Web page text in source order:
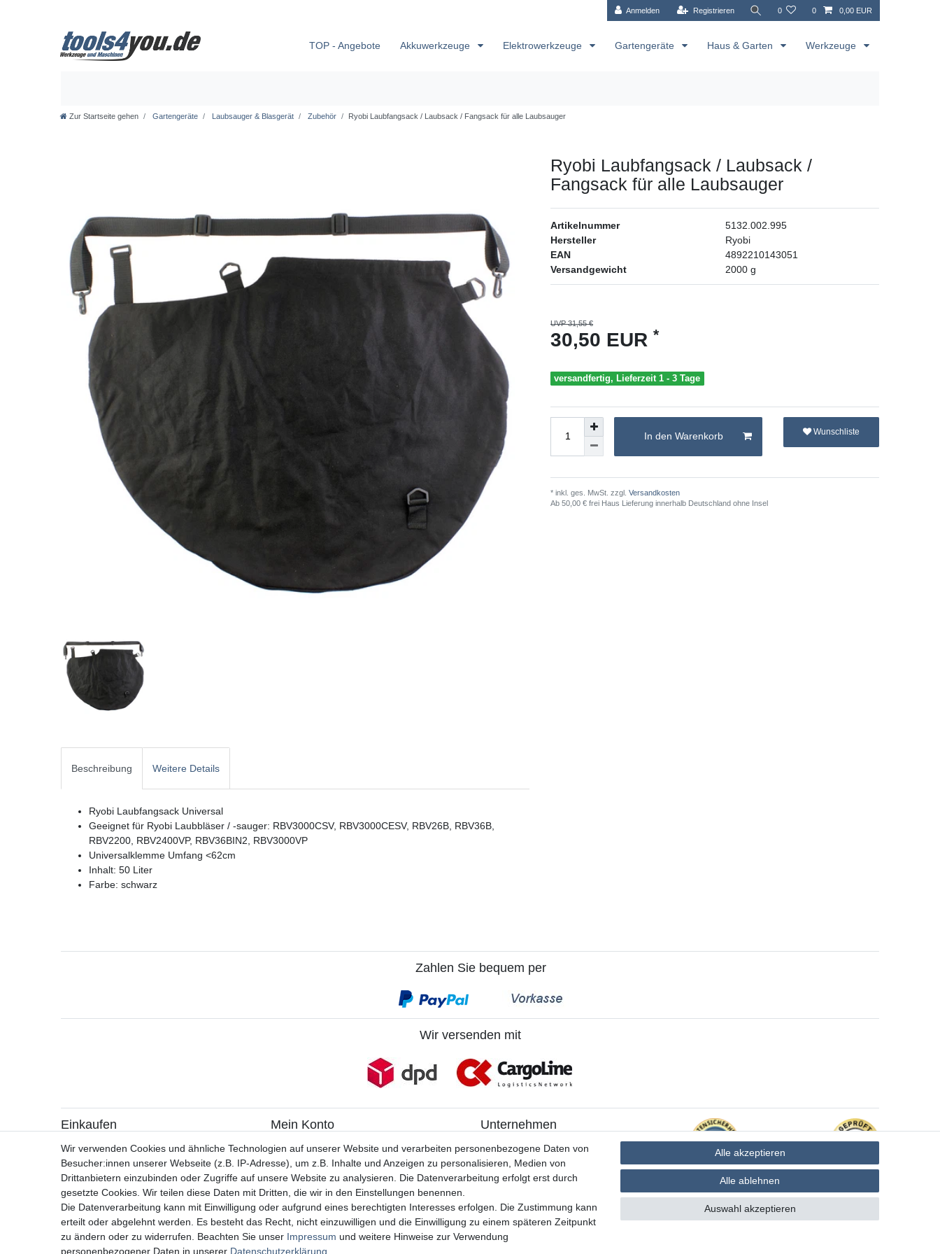
Anmelden Registrieren 0 0 0,00 EUR
TOP - Angebote Akkuwerkzeuge Elektrowerkzeuge Gartengeräte Haus & Garten Werkzeuge
Zur Startseite gehen Gartengeräte Laubsauger & Blasgerät Zubehör Ryobi Laubfangsack / Laubsack / Fangsack für alle Laubsauger
Beschreibung Weitere Details
Ryobi Laubfangsack Universal
Geeignet für Ryobi Laubbläser / -sauger: RBV3000CSV, RBV3000CESV, RBV26B, RBV36B,
RBV2200, RBV2400VP, RBV36BIN2, RBV3000VP
Universalklemme Umfang <62cm
Inhalt: 50 Liter
Farbe: schwarz
Ryobi Laubfangsack / Laubsack /
Fangsack für alle Laubsauger
Artikelnummer
5132.002.995
Hersteller
Ryobi
EAN
4892210143051
Versandgewicht
2000 g
UVP 31,55 €
30,50 EUR *
versandfertig, Lieferzeit 1 - 3 Tage
In den Warenkorb Wunschliste
* inkl. ges. MwSt. zzgl. Versandkosten
Ab 50,00 € frei Haus Lieferung innerhalb Deutschland ohne Insel
Zahlen Sie bequem per
Wir versenden mit
Einkaufen
> Zahlungsarten
> Versandarten & -kosten
> Widerrufsrecht / Widerruf erklären
> Hilfe
> Information zur Batterieentsorgung
> Altölverordnung
Mein Konto
> Registrieren
> Login
Unternehmen
> Kontakt
> Datenschutzerklärung
> AGB
Wir verwenden Cookies und ähnliche Technologien auf unserer Website und verarbeiten personenbezogene Daten von
Besucher:innen unserer Webseite (z.B. IP-Adresse), um z.B. Inhalte und Anzeigen zu personalisieren, Medien von
Drittanbietern einzubinden oder Zugriffe auf unsere Website zu analysieren. Die Datenverarbeitung erfolgt erst durch
gesetzte Cookies. Wir teilen diese Daten mit Dritten, die wir in den Einstellungen benennen.
Die Datenverarbeitung kann mit Einwilligung oder aufgrund eines berechtigten Interesses erfolgen. Die Zustimmung kann
erteilt oder abgelehnt werden. Es besteht das Recht, nicht einzuwilligen und die Einwilligung zu einem späteren Zeitpunkt
zu ändern oder zu widerrufen. Beachten Sie unser Impressum und weitere Hinweise zur Verwendung
personenbezogener Daten in unserer Daten­schutz­erklärung
Alle akzeptieren
Alle ablehnen
Auswahl akzeptieren